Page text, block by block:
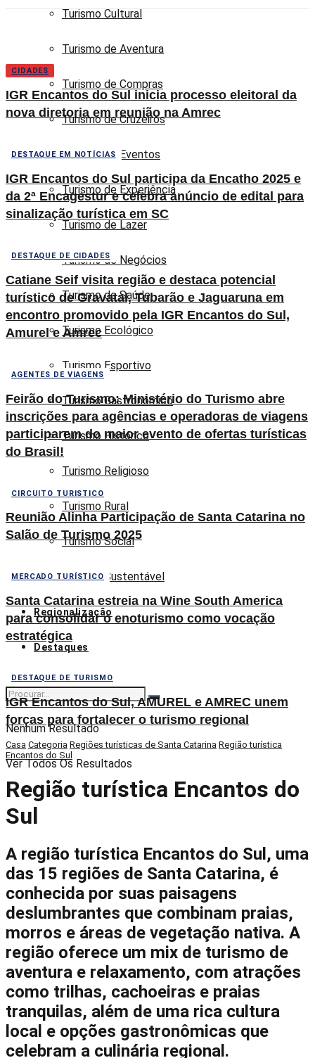
Turismo Cultural
Turismo de Aventura
Turismo de Compras
Turismo de Cruzeiros
Turismo de Eventos
Turismo de Experiência
Turismo de Lazer
Turismo de Negócios
Turismo de Saúde
Turismo Ecológico
Turismo Esportivo
Turismo Gastronômico
Turismo Histórico
Turismo Religioso
Turismo Rural
Turismo Social
Turismo Sustentável
Regionalização
Destaques
Nenhum Resultado
Ver Todos Os Resultados
CIDADES
IGR Encantos do Sul inicia processo eleitoral da
nova diretoria em reunião na Amrec
DESTAQUE EM NOTÍCIAS
IGR Encantos do Sul participa da Encatho 2025 e
da 2ª Encagestur e celebra anúncio de edital para
sinalização turística em SC
DESTAQUE DE CIDADES
Catiane Seif visita região e destaca potencial
turístico de Gravatal, Tubarão e Jaguaruna em
encontro promovido pela IGR Encantos do Sul,
Amurel e Amrec
AGENTES DE VIAGENS
Feirão do Turismo: Ministério do Turismo abre
inscrições para agências e operadoras de viagens
participarem do maior evento de ofertas turísticas
do Brasil!
CIRCUITO TURISTICO
Reunião Alinha Participação de Santa Catarina no
Salão de Turismo 2025
MERCADO TURÍSTICO
Santa Catarina estreia na Wine South America
para consolidar o enoturismo como vocação
estratégica
DESTAQUE DE TURISMO
IGR Encantos do Sul, AMUREL e AMREC unem
forças para fortalecer o turismo regional
Casa Categoria Regiões turísticas de Santa Catarina Região turística
Encantos do Sul
Região turística Encantos do
Sul
A região turística Encantos do Sul, uma
das 15 regiões de Santa Catarina, é
conhecida por suas paisagens
deslumbrantes que combinam praias,
morros e áreas de vegetação nativa. A
região oferece um mix de turismo de
aventura e relaxamento, com atrações
como trilhas, cachoeiras e praias
tranquilas, além de uma rica cultura
local e opções gastronômicas que
celebram a culinária regional.